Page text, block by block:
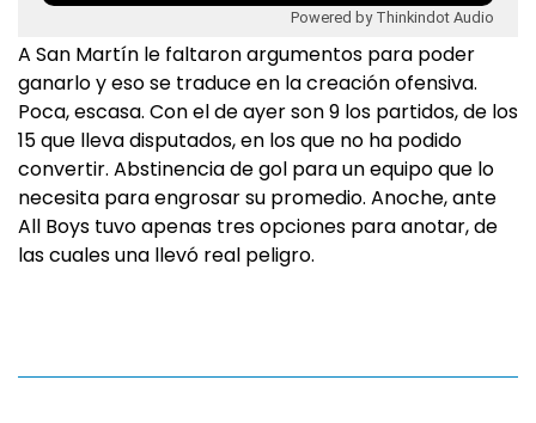
Powered by Thinkindot Audio
A San Martín le faltaron argumentos para poder
ganarlo y eso se traduce en la creación ofensiva.
Poca, escasa. Con el de ayer son 9 los partidos, de los
15 que lleva disputados, en los que no ha podido
convertir. Abstinencia de gol para un equipo que lo
necesita para engrosar su promedio. Anoche, ante
All Boys tuvo apenas tres opciones para anotar, de
las cuales una llevó real peligro.